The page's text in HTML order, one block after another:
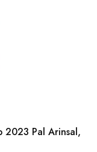
2023 Pal Arinsal,